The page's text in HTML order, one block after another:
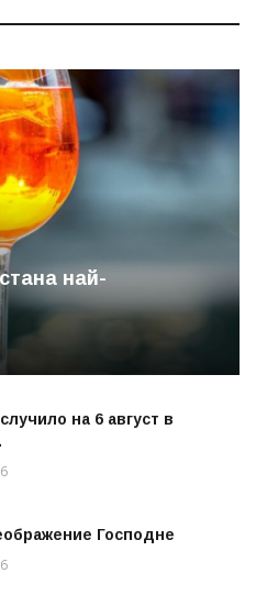
най-
на 6 август в
Господне